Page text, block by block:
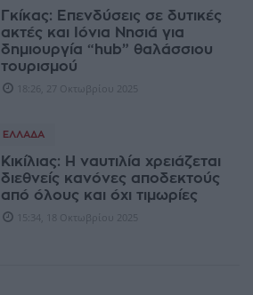
Γκίκας: Επενδύσεις σε δυτικές
ακτές και Ιόνια Νησιά για
δημιουργία “hub” θαλάσσιου
τουρισμού
18:26, 27 Οκτωβρίου 2025
ΕΛΛΆΔΑ
Κικίλιας: Η ναυτιλία χρειάζεται
διεθνείς κανόνες αποδεκτούς
από όλους και όχι τιμωρίες
15:34, 18 Οκτωβρίου 2025